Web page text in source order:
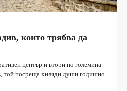
които трябва да
център и втори по големина
той посреща хиляди души годишно.